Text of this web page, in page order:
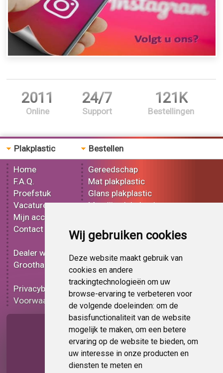
Wij gebruiken cookies
Deze website maakt gebruik van
cookies en andere
trackingtechnologieën om uw
browse-ervaring te verbeteren voor
de volgende doeleinden: om de
basisfunctionaliteit van de website
mogelijk te maken, om een betere
ervaring op de website te bieden, om
uw interesse in onze producten en
diensten te meten en
2011
Online
24/7
Support
121K
Bestellingen
Plakplastic
Home
F.A.Q.
Proefstuk
Vacatures
Mijn account
Contact
Dealer worden
Groothandel
Privacybeleid
Voorwaarden
Bestellen
Gereedschap
Mat plakplastic
Glans plakplastic
Metallic plakplastic
Effect plakplastic
Bedrukt plakplastic
Carbon plakplastic
Lampen folie
Functionele folie
Plakplastic korting
Op bestelling
Pagina delen